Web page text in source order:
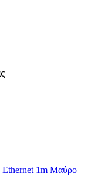
Ethernet 1m Μαύρο